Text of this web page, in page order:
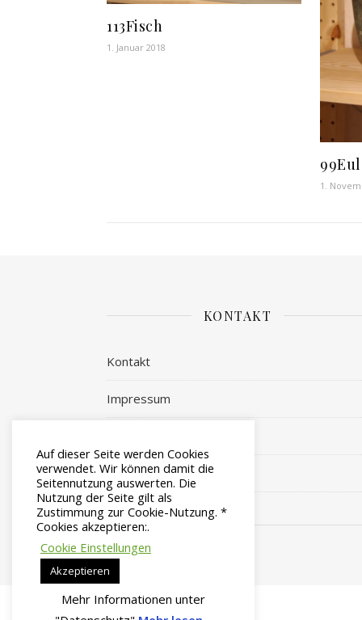
113Fisch
1. Januar 2018
1.
KONTAKT
Kontakt
Impressum
Login
Ashe Theme von
Auf dieser Seite werden Cookies
verwendet. Wir können damit die
Seitennutzung auswerten. Die
Nutzung der Seite gilt als
Zustimmung zur Cookie-Nutzung. *
Cookies akzeptieren:.
Cookie Einstellungen
Akzeptieren
Mehr Informationen unter